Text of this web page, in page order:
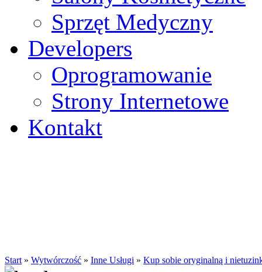
Sprzęt Medyczny
Developers
Oprogramowanie
Strony Internetowe
Kontakt
Start » Wytwórczość » Inne Usługi » Kup sobie oryginalną i